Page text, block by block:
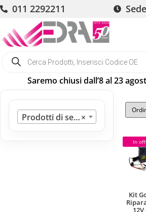
011 2292211
Saremo chiusi dall’8 al 23 agosto
×
Prodotti di servizio
In
Kit
12V